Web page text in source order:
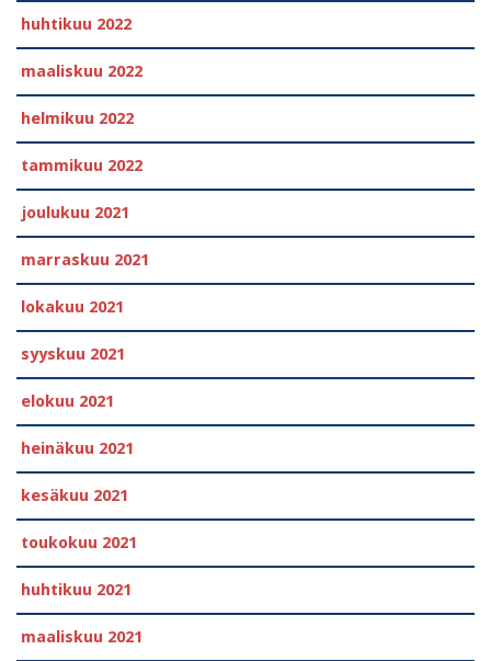
huhtikuu 2022
maaliskuu 2022
helmikuu 2022
tammikuu 2022
joulukuu 2021
marraskuu 2021
lokakuu 2021
syyskuu 2021
elokuu 2021
heinäkuu 2021
kesäkuu 2021
toukokuu 2021
huhtikuu 2021
maaliskuu 2021